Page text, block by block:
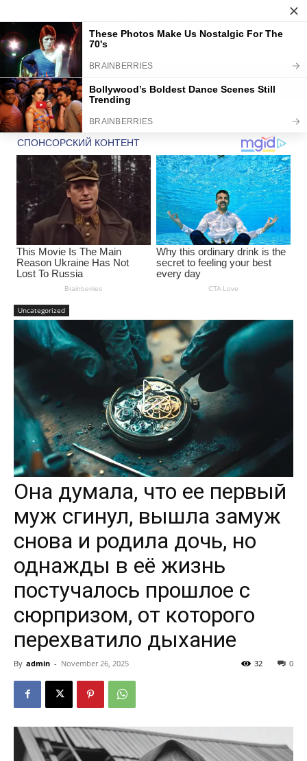
Надо Знать
DISCOVER THE ART OF PUBLISHING
Home Uncategorized
Uncategorized
Она думала, что ее первый
муж сгинул, вышла замуж
снова и родила дочь, но
однажды в её жизнь
постучалось прошлое с
сюрпризом, от которого
перехватило дыхание
By admin - November 26, 2025 0
32